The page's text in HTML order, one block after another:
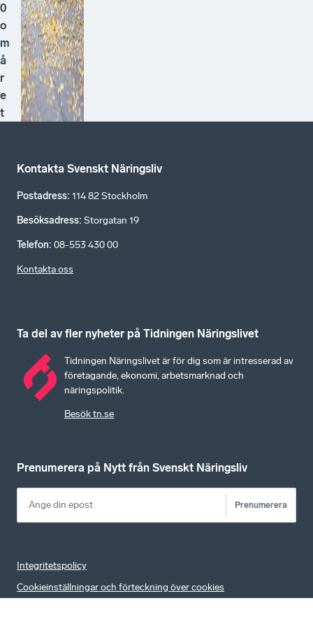
0
o
m
å
r
e
t
Kontakta Svenskt Näringsliv
Postadress: 114 82 Stockholm
Besöksadress: Storgatan 19
Telefon: 08-553 430 00
Kontakta oss
Ta del av fler nyheter på Tidningen Näringslivet
Tidningen Näringslivet är för dig som är intresserad av
företagande, ekonomi, arbetsmarknad och
näringspolitik.
Besök tn.se
Prenumerera på Nytt från Svenskt Näringsliv
Prenumerera
Integritetspolicy
Cookieinställningar och förteckning över cookies